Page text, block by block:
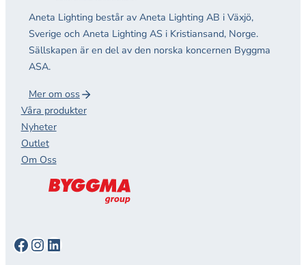
Aneta Lighting består av Aneta Lighting AB i Växjö,
Sverige och Aneta Lighting AS i Kristiansand, Norge.
Sällskapen är en del av den norska koncernen Byggma
ASA.
Mer om oss
Våra produkter
Nyheter
Outlet
Om Oss
Facebook
Instagram
LinkedIn